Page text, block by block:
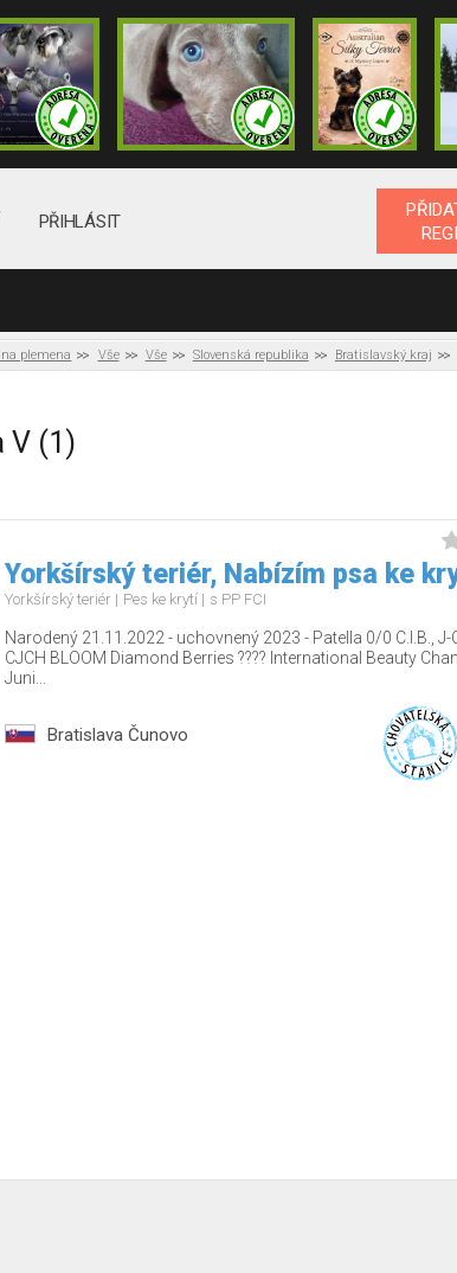
PŘIHLÁSIT
plemena Vše Vše Slovenská republika Bratislavský kraj
V (1)
Yorkšírský teriér, Nabízím psa ke
Yorkšírský teriér Pes ke krytí s PP FCI
Narodený 21.11.2022 - uchovnený 2023 - Patella 0/0 C.I.B., J-
CJCH BLOOM Diamond Berries ???? International Beauty
Juni...
Bratislava Čunovo